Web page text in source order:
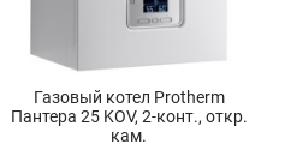
Газовый котел Protherm
Пантера 25 KOV, 2-конт., откр.
кам.